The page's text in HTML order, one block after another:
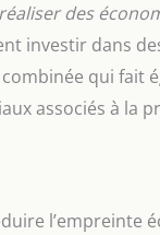
réaliser des
investir dans
qui fait
associés à la
l’empreinte